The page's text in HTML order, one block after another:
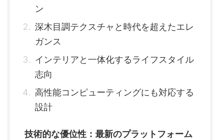
ン
深木目調テクスチャと時代を超えたエレ
ガンス
インテリアと一体化するライフスタイル
志向
高性能コンピューティングにも対応する
設計
技術的な優位性：最新のプラットフォーム